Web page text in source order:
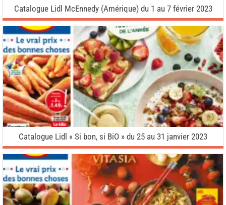
Catalogue Lidl McEnnedy (Amérique) du 1 au 7 février 2023
Catalogue Lidl « Si bon, si BiO » du 25 au 31 janvier 2023